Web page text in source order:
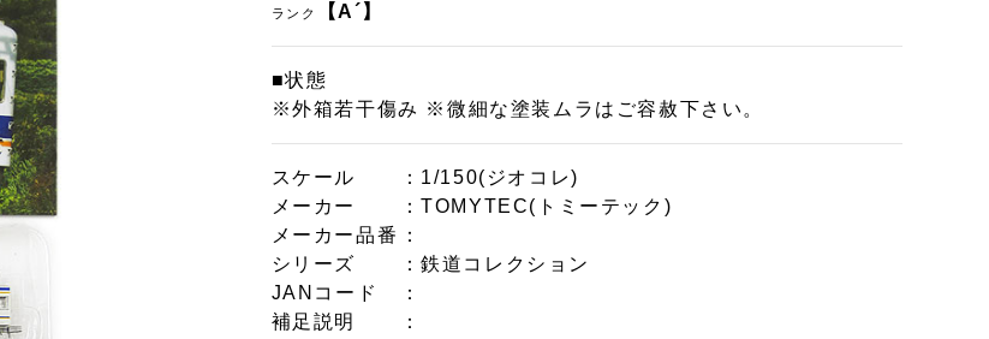
ランク 【A´】
■状態
※外箱若干傷み ※微細な塗装ムラはご容赦下さい。
スケール
：1/150(ジオコレ)
メーカー
：TOMYTEC(トミーテック)
メーカー品番
：
シリーズ
：鉄道コレクション
JANコード
：
補足説明
：